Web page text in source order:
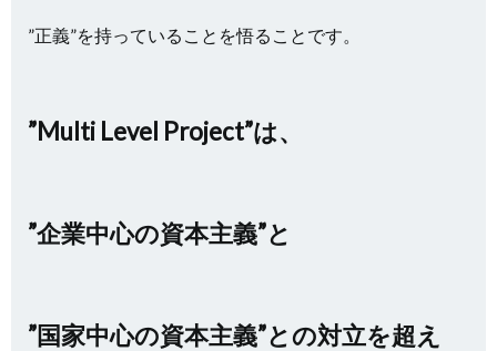
”正義”を持っていることを悟ることです。
”Multi Level Project”は、
”企業中心の資本主義”と
”国家中心の資本主義”との対立を超え